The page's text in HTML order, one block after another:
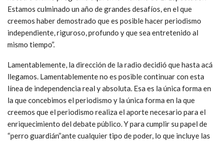
Estamos culminado un año de grandes desafíos, en el que
creemos haber demostrado que es posible hacer periodismo
independiente, riguroso, profundo y que sea entretenido al
mismo tiempo”.
Lamentablemente, la dirección de la radio decidió que hasta acá
llegamos. Lamentablemente no es posible continuar con esta
línea de independencia real y absoluta. Esa es la única forma en
la que concebimos el periodismo y la única forma en la que
creemos que el periodismo realiza el aporte necesario para el
enriquecimiento del debate público. Y para cumplir su papel de
“perro guardián”ante cualquier tipo de poder, lo que incluye las